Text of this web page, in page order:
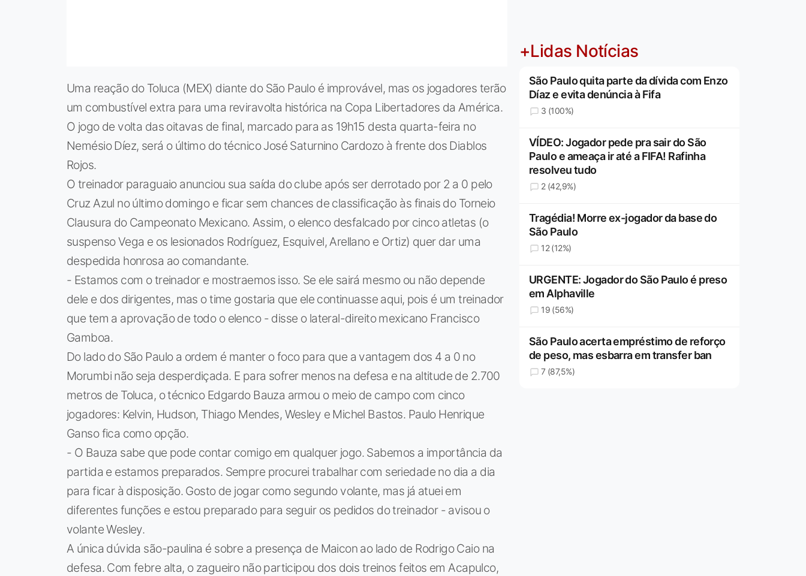
Uma reação do Toluca (MEX) diante do São Paulo é improvável, mas os jogadores terão
um combustível extra para uma reviravolta histórica na Copa Libertadores da América.
O jogo de volta das oitavas de final, marcado para as 19h15 desta quarta-feira no
Nemésio Díez, será o último do técnico José Saturnino Cardozo à frente dos Diablos
Rojos.
O treinador paraguaio anunciou sua saída do clube após ser derrotado por 2 a 0 pelo
Cruz Azul no último domingo e ficar sem chances de classificação às finais do Torneio
Clausura do Campeonato Mexicano. Assim, o elenco desfalcado por cinco atletas (o
suspenso Vega e os lesionados Rodríguez, Esquivel, Arellano e Ortiz) quer dar uma
despedida honrosa ao comandante.
- Estamos com o treinador e mostraemos isso. Se ele sairá mesmo ou não depende
dele e dos dirigentes, mas o time gostaria que ele continuasse aqui, pois é um treinador
que tem a aprovação de todo o elenco - disse o lateral-direito mexicano Francisco
Gamboa.
Do lado do São Paulo a ordem é manter o foco para que a vantagem dos 4 a 0 no
Morumbi não seja desperdiçada. E para sofrer menos na defesa e na altitude de 2.700
metros de Toluca, o técnico Edgardo Bauza armou o meio de campo com cinco
jogadores: Kelvin, Hudson, Thiago Mendes, Wesley e Michel Bastos. Paulo Henrique
Ganso fica como opção.
- O Bauza sabe que pode contar comigo em qualquer jogo. Sabemos a importância da
partida e estamos preparados. Sempre procurei trabalhar com seriedade no dia a dia
para ficar à disposição. Gosto de jogar como segundo volante, mas já atuei em
diferentes funções e estou preparado para seguir os pedidos do treinador - avisou o
volante Wesley.
A única dúvida são-paulina é sobre a presença de Maicon ao lado de Rodrigo Caio na
defesa. Com febre alta, o zagueiro não participou dos dois treinos feitos em Acapulco,
+Lidas Notícias
São Paulo quita parte da dívida com Enzo
Díaz e evita denúncia à Fifa
3 (100%)
VÍDEO: Jogador pede pra sair do São
Paulo e ameaça ir até a FIFA! Rafinha
resolveu tudo
2 (42,9%)
Tragédia! Morre ex-jogador da base do
São Paulo
12 (12%)
URGENTE: Jogador do São Paulo é preso
em Alphaville
19 (56%)
São Paulo acerta empréstimo de reforço
de peso, mas esbarra em transfer ban
7 (87,5%)